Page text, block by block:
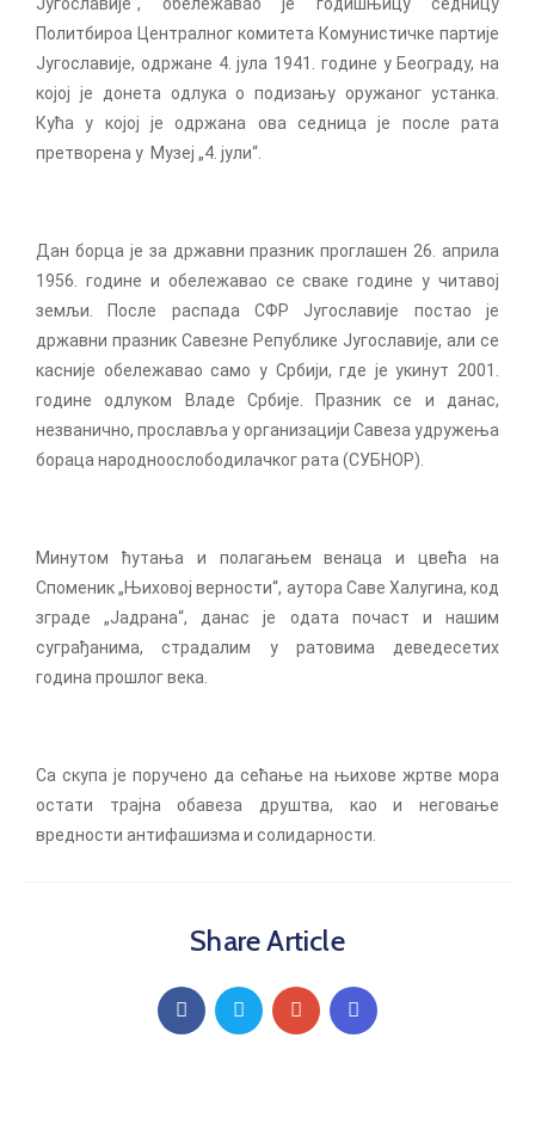
Политбироа Централног комитета Комунистичке партије
Југославије, одржане 4. јула 1941. године у Београду, на
којој је донета одлука о подизању оружаног устанка.
Кућа у којој је одржана ова седница је после рата
претворена у Музеј „4. јули“.
Дан борца је за државни празник проглашен 26. априла
1956. године и обележавао се сваке године у читавој
земљи. После распада СФР Југославије постао је
државни празник Савезне Републике Југославије, али се
касније обележавао само у Србији, где је укинут 2001.
године одлуком Владе Србије. Празник се и данас,
незванично, прославља у организацији Савеза удружења
бораца народноослободилачког рата (СУБНОР).
Минутом ћутања и полагањем венаца и цвећа на
Споменик „Њиховој верности“, аутора Саве Халугина, код
зграде „Јадрана“, данас је одата почаст и нашим
суграђанима, страдалим у ратовима деведесетих
година прошлог века.
Са скупа је поручено да сећање на њихове жртве мора
остати трајна обавеза друштва, као и неговање
вредности антифашизма и солидарности.
Share Article